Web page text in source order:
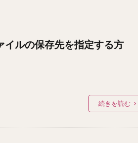
イルの保存先を指定する方
続きを読む